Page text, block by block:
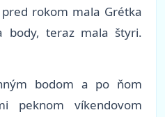
rokom mala Grétka
body, teraz mala štyri.
bodom a po ňom
peknom víkendovom